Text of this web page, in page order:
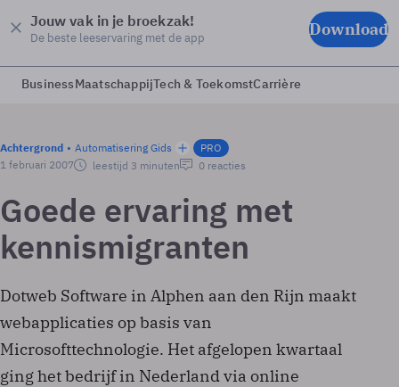
Jouw vak in je broekzak!
De beste leeservaring met de app Download
BusinessMaatschappijTech & ToekomstCarrière
Achtergrond Automatisering Gids
PRO
1 februari 2007
leestijd 3 minuten 0 reacties
Goede ervaring met
kennismigranten
Dotweb Software in Alphen aan den Rijn maakt
webapplicaties op basis van
Microsofttechnologie. Het afgelopen kwartaal
ging het bedrijf in Nederland via online